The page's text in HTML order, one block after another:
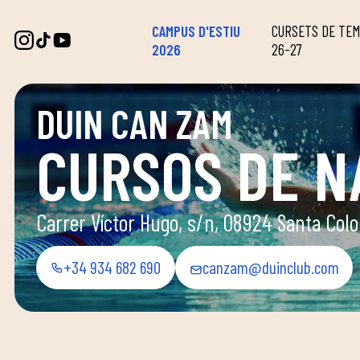
CAMPUS D'ESTIU
2026
CURSETS DE
26-27
DUIN CAN ZAM
CURSOS DE
Carrer Víctor Hugo, s/n, 08924 Santa
+34 934 682 690 canzam@duinclub.com